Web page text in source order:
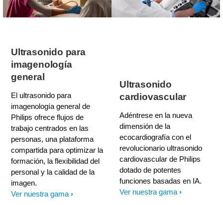
Ultrasonido para
imagenología
general
El ultrasonido para
imagenología general de
Philips ofrece flujos de
trabajo centrados en las
personas, una plataforma
compartida para optimizar la
formación, la flexibilidad del
personal y la calidad de la
imagen.
Ver nuestra gama
Ultrasonido
cardiovascular
Adéntrese en la nueva
dimensión de la
ecocardiografía con el
revolucionario ultrasonido
cardiovascular de Philips
dotado de potentes
funciones basadas en IA.
Ver nuestra gama